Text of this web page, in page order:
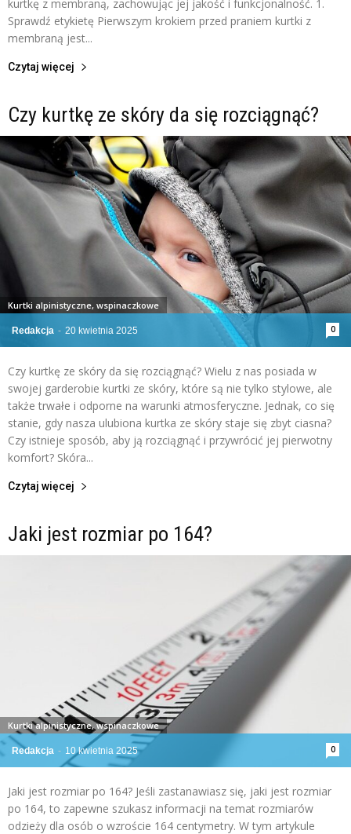
kurtkę z membraną, zachowując jej jakość i funkcjonalność. 1.
Sprawdź etykietę Pierwszym krokiem przed praniem kurtki z
membraną jest...
Czytaj więcej
Czy kurtkę ze skóry da się rozciągnąć?
Redakcja - 20 kwietnia 2025 0
Kurtki alpinistyczne, wspinaczkowe
Czy kurtkę ze skóry da się rozciągnąć? Wielu z nas posiada w
swojej garderobie kurtki ze skóry, które są nie tylko stylowe, ale
także trwałe i odporne na warunki atmosferyczne. Jednak, co się
stanie, gdy nasza ulubiona kurtka ze skóry staje się zbyt ciasna?
Czy istnieje sposób, aby ją rozciągnąć i przywrócić jej pierwotny
komfort? Skóra...
Czytaj więcej
Jaki jest rozmiar po 164?
Redakcja - 10 kwietnia 2025 0
Kurtki alpinistyczne, wspinaczkowe
Jaki jest rozmiar po 164? Jeśli zastanawiasz się, jaki jest rozmiar
po 164, to zapewne szukasz informacji na temat rozmiarów
odzieży dla osób o wzroście 164 centymetry. W tym artykule